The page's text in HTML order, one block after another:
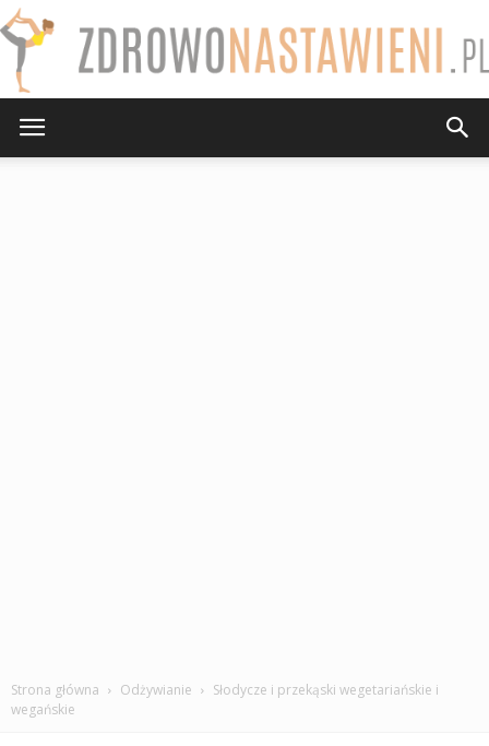
Strona główna Odżywianie
Słodycze i przekąski wegetariańskie i
wegańskie